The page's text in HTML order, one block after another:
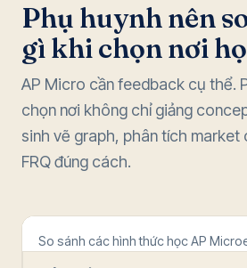
Phụ huynh nên
gì khi chọn nơi
AP Micro cần feedback cụ thể.
chọn nơi không chỉ giảng
sinh vẽ graph, phân tích
FRQ đúng cách.
So sánh các hình thức học AP